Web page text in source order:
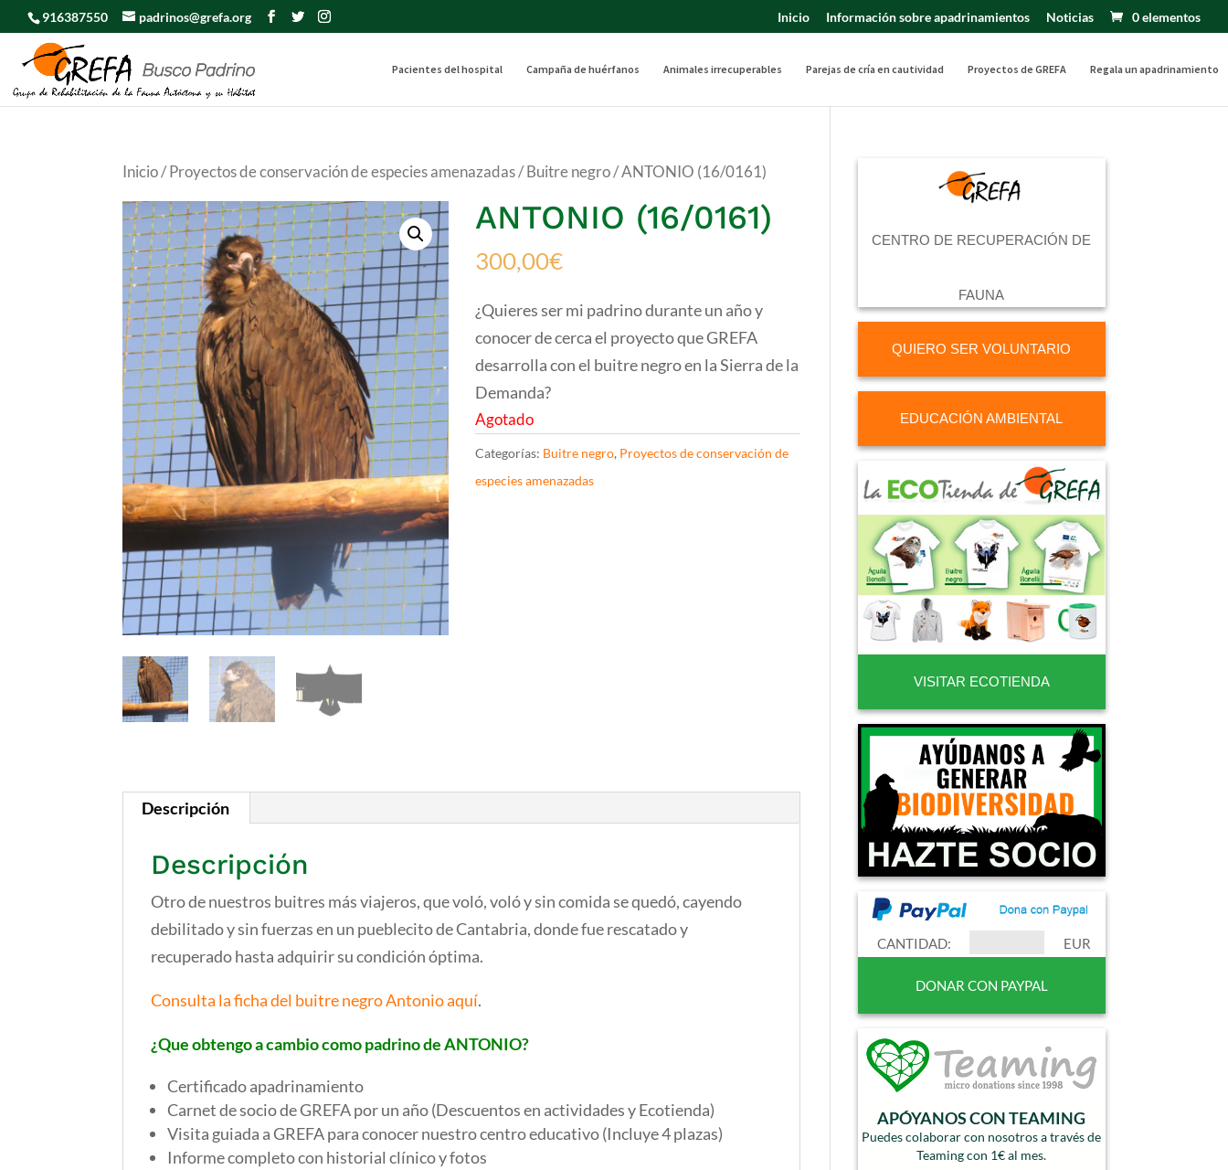
916387550 padrinos@grefa.org Inicio Información sobre apadrinamientos Noticias 0 elementos
Pacientes del hospital Campaña de huérfanos Animales irrecuperables Parejas de cría en cautividad Proyectos de GREFA Regala un apadrinamiento
Inicio/ Proyectos de conservación de especies amenazadas/ Buitre negro/ ANTONIO (16/0161)
ANTONIO (16/0161)
300,00€
¿Quieres ser mi padrino durante un año y
conocer de cerca el proyecto que GREFA
desarrolla con el buitre negro en la Sierra de la
Demanda?
Agotado
Categorías: Buitre negro, Proyectos de conservación de
especies amenazadas
Descripción
Descripción
Otro de nuestros buitres más viajeros, que voló, voló y sin comida se quedó, cayendo
debilitado y sin fuerzas en un pueblecito de Cantabria, donde fue rescatado y
recuperado hasta adquirir su condición óptima.
Consulta la ficha del buitre negro Antonio aquí.
¿Que obtengo a cambio como padrino de ANTONIO?
Certificado apadrinamiento
Carnet de socio de GREFA por un año (Descuentos en actividades y Ecotienda)
Visita guiada a GREFA para conocer nuestro centro educativo (Incluye 4 plazas)
Informe completo con historial clínico y fotos
CENTRO DE RECUPERACIÓN DE
FAUNA
QUIERO SER VOLUNTARIO
EDUCACIÓN AMBIENTAL
VISITAR ECOTIENDA
CANTIDAD: EUR
APÓYANOS CON TEAMING
Puedes colaborar con nosotros a través de
Teaming con 1€ al mes.